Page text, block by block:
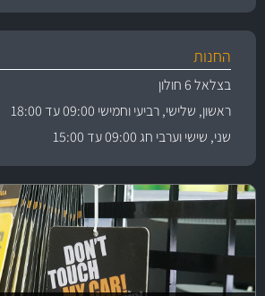
החנות
בצלאל 6 חולון
ראשון, שלישי, רביעי וחמישי 09:00 עד 18:00
שני, שישי וערבי חג 09:00 עד 15:00